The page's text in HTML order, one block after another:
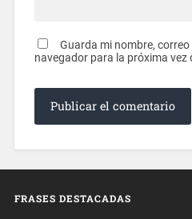
Guarda mi nombre,
navegador para la próxima vez
FRASES DESTACADAS